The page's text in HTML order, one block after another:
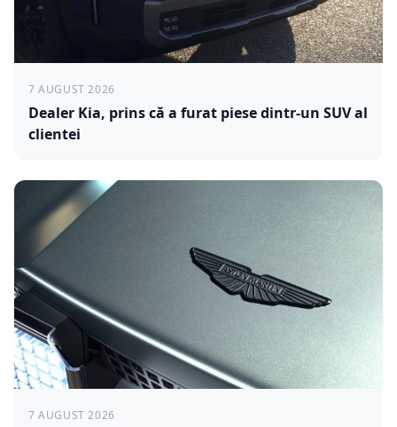
7 AUGUST 2026
Dealer Kia, prins că a furat piese dintr-un SUV al
clientei
7 AUGUST 2026